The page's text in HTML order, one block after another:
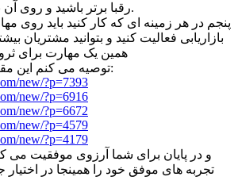
رقبا برتر باشید و روی آن بسیار کار و تلاش کنید.
پنجم در هر زمینه ای که کار کنید باید روی
بازاریابی فعالیت کنید و بتوانید مشتریان
همین یک مهارت برای
توصیه می کنم این مقالات را مشاهده نمایید:
new/?p=7393
new/?p=6916
new/?p=6672
new/?p=4579
new/?p=4179
و در پایان برای شما آرزوی موفقیت می
تجربه های موفق خود را همینجا در